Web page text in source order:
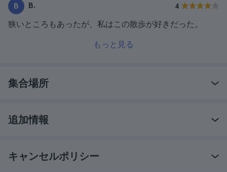
B B. 4
狭いところもあったが、私はこの散歩が好きだった。
もっと見る
集合場所
追加情報
キャンセルポリシー